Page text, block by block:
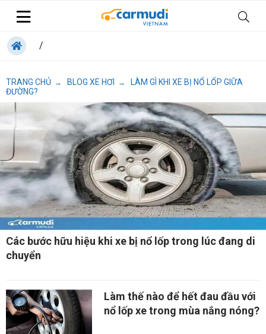
/
TRANG CHỦ → BLOG XE HƠI →
LÀM GÌ KHI XE BỊ NỔ LỐP GIỮA
ĐƯỜNG?
Các bước hữu hiệu khi xe bị nổ lốp trong lúc đang di
chuyển
Làm thế nào để hết đau đầu với
nổ lốp xe trong mùa nắng nóng?